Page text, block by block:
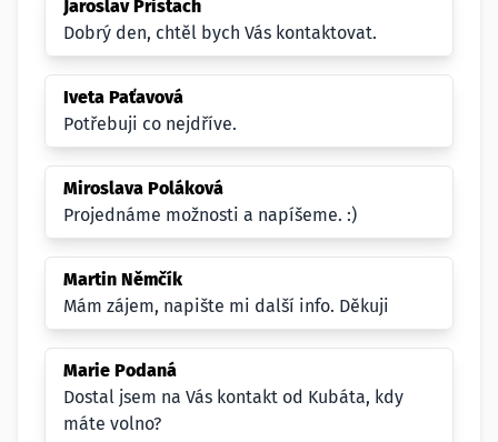
Jaroslav Pristach
Dobrý den, chtěl bych Vás kontaktovat.
Iveta Paťavová
Potřebuji co nejdříve.
Miroslava Poláková
Projednáme možnosti a napíšeme. :)
Martin Němčík
Mám zájem, napište mi další info. Děkuji
Marie Podaná
Dostal jsem na Vás kontakt od Kubáta, kdy
máte volno?